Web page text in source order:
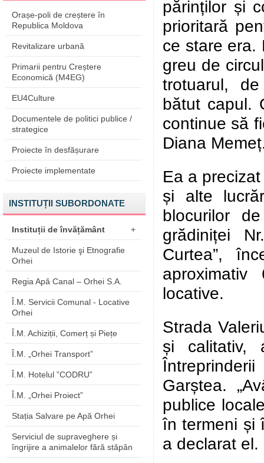
Orașe-poli de creștere în
Republica Moldova
Revitalizare urbană
Primarii pentru Creștere
Economică (M4EG)
EU4Culture
Documentele de politici publice /
strategice
Proiecte în desfășurare
Proiecte implementate
INSTITUȚII SUBORDONATE
Instituții de învățământ +
Muzeul de Istorie şi Etnografie
Orhei
Regia Apă Canal – Orhei S.A.
Î.M. Servicii Comunal - Locative
Orhei
Î.M. Achiziții, Comerț și Piețe
Î.M. „Orhei Transport”
Î.M. Hotelul ”CODRU”
Î.M. „Orhei Proiect”
Stația Salvare pe Apă Orhei
Serviciul de supraveghere și
îngrijire a animalelor fără stăpân
părinților și
prioritară
ce stare era.
greu de
trotuarul,
bătut capul.
continue să
Diana
Ea a
și alte
blocurilor
grădiniței
Curtea”,
locative.
Strada
și calitativ,
Garștea.
publice
în termeni și
a declarat el.